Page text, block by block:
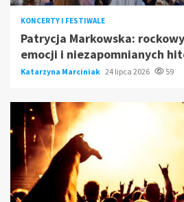
KONCERTY I FESTIWALE
Patrycja Markowska:
emocji i niezapomnianych
Katarzyna Marciniak 24 lipca 2026 59